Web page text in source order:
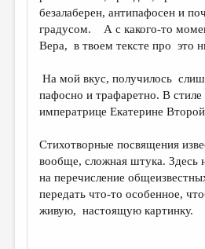
безалаберен, антипафосен и
градусом. А с какого-то
Вера, в твоем тексте про это
На мой вкус, получилось
пафосно и трафаретно. В
императрице Екатерине
Стихотворные посвящения
вообще, сложная штука. Здесь
на перечисление
передать что-то особенное,
живую, настоящую картинку.